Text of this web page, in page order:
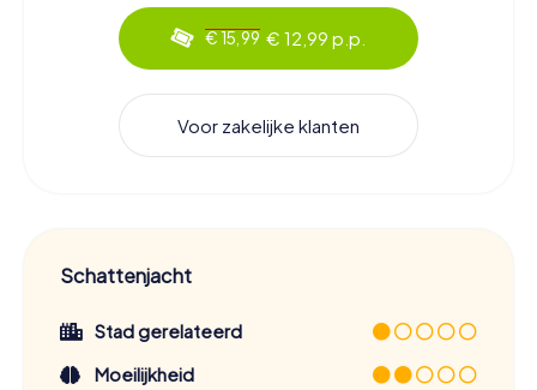
€ 15,99 € 12,99 p.p.
Voor zakelijke klanten
Schattenjacht
Stad gerelateerd
Moeilijkheid